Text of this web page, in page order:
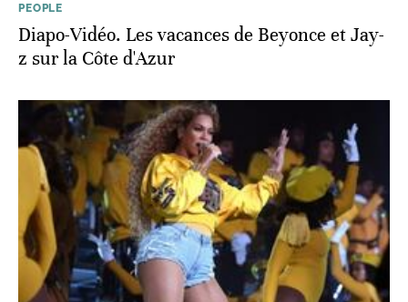
PEOPLE
Diapo-Vidéo. Les vacances de Beyonce et Jay-
z sur la Côte d'Azur